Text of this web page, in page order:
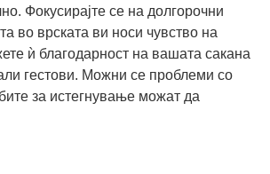
Фокусирајте се на долгорочни
во врската ви носи чувство на
ѝ благодарност на вашата сакана
гестови. Можни се проблеми со
за истегнување можат да